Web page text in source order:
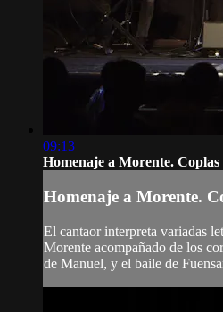
09:13
Homenaje a Morente.
Homenaje a Morente.
El cantaor interpreta variadas
Morente acompañado de los
de Manuel, y el baile de